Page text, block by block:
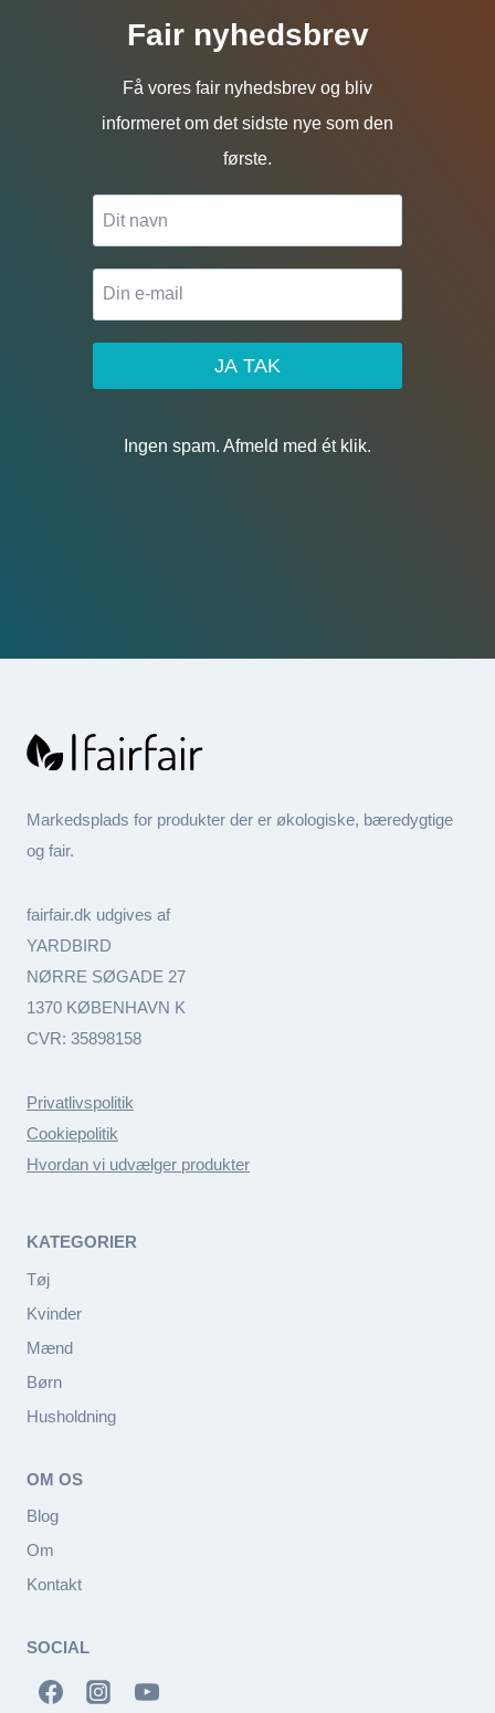
Fair nyhedsbrev
Få vores fair nyhedsbrev og bliv
informeret om det sidste nye som den
første.
JA TAK
Ingen spam. Afmeld med ét klik.
Markedsplads for produkter der er økologiske, bæredygtige
og fair.
fairfair.dk udgives af
YARDBIRD
NØRRE SØGADE 27
1370 KØBENHAVN K
CVR: 35898158
Privatlivspolitik
Cookiepolitik
Hvordan vi udvælger produkter
KATEGORIER
Tøj
Kvinder
Mænd
Børn
Husholdning
OM OS
Blog
Om
Kontakt
SOCIAL